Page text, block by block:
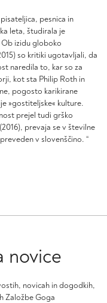
pesnica in
leta, študirala je
izidu globoko
so kritiki ugotavljali, da
naredila to, kar so za
kot sta Philip Roth in
pogosto karikirane
»gostiteljske« kulture.
prejel tudi grško
prevaja se v številne
v slovenščino. “
novice
novicah in dogodkih,
Založbe Goga